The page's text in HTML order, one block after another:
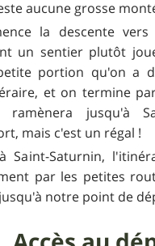
aucune grosse
la descente vers
un sentier plutôt
portion qu'on a
et on termine
jusqu'à
mais c'est un régal !
Saint-Saturnin,
par les petites
notre point de